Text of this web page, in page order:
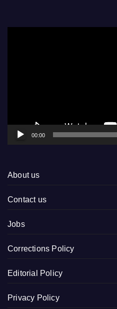
00:00
About us
Contact us
Jobs
Corrections Policy
Editorial Policy
Privacy Policy